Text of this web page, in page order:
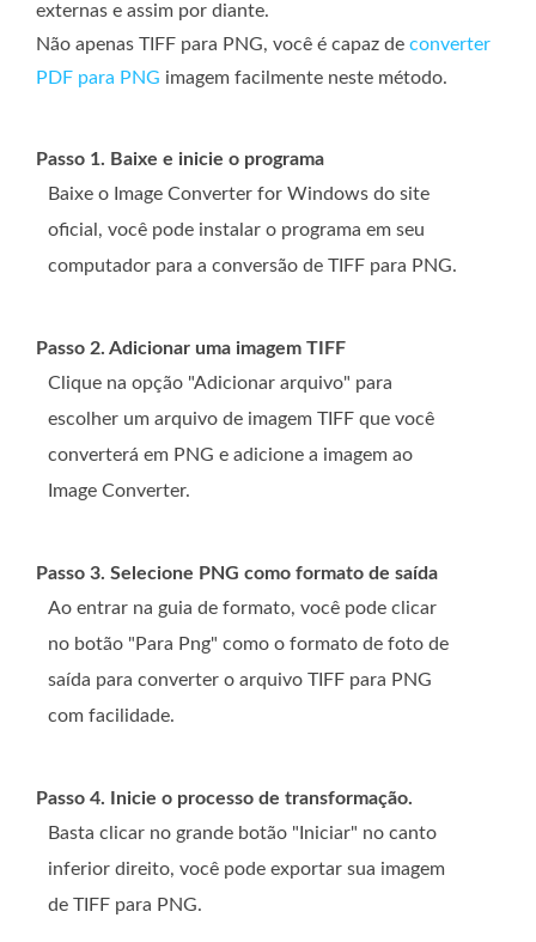
externas e assim por diante.
Não apenas TIFF para PNG, você é capaz de converter
PDF para PNG imagem facilmente neste método.
Passo 1. Baixe e inicie o programa
Baixe o Image Converter for Windows do site
oficial, você pode instalar o programa em seu
computador para a conversão de TIFF para PNG.
Passo 2. Adicionar uma imagem TIFF
Clique na opção "Adicionar arquivo" para
escolher um arquivo de imagem TIFF que você
converterá em PNG e adicione a imagem ao
Image Converter.
Passo 3. Selecione PNG como formato de saída
Ao entrar na guia de formato, você pode clicar
no botão "Para Png" como o formato de foto de
saída para converter o arquivo TIFF para PNG
com facilidade.
Passo 4. Inicie o processo de transformação.
Basta clicar no grande botão "Iniciar" no canto
inferior direito, você pode exportar sua imagem
de TIFF para PNG.